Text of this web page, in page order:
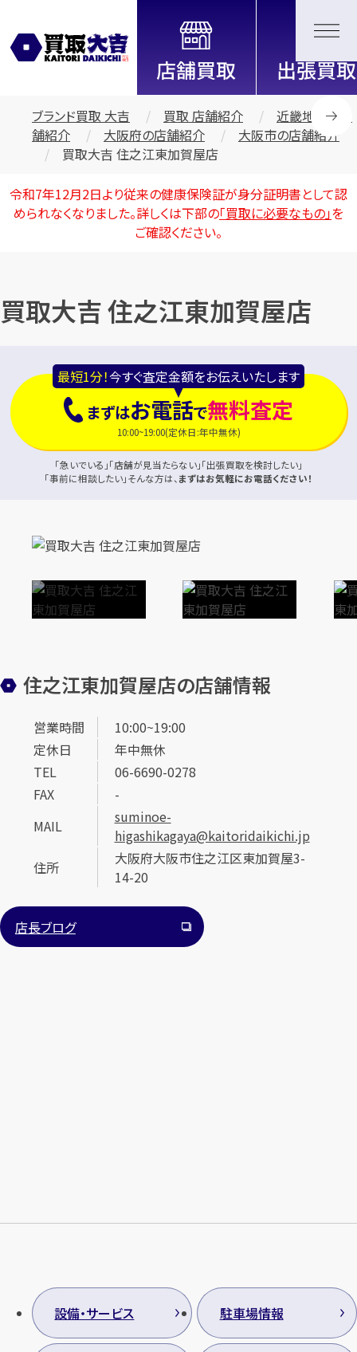
全国2200店舗以上展開中！
信頼と実績の買取専門店「買取大
吉」
カンタン無料
ブランド買取 大吉 買取 店舗紹介
近畿地区の店
舗紹介
大阪府の店舗紹介
大阪市の店舗紹介
買取大吉 住之江東加賀屋店
令和7年12月2日より従来の健康保険証が身分証明書として認
められなくなりました。詳しくは下部の「買取に必要なもの」を
ご確認ください。
買取大吉 住之江東加賀屋店
最短1分！今すぐ査定金額をお伝えいたします
まずはお電話で無料査定
10:00~19:00(定休日:年中無休)
「急いでいる」「店舗が見当たらない」「出張買取を検討したい」
「事前に相談したい」そんな方は、まずはお気軽にお電話ください！
住之江東加賀屋店の店舗情報
営業時間
10:00~19:00
定休日
年中無休
TEL
06-6690-0278
FAX
-
MAIL
suminoe-
higashikagaya@kaitoridaikichi.jp
住所
大阪府大阪市住之江区東加賀屋3-
14-20
店長ブログ
設備・サービス 駐車場情報